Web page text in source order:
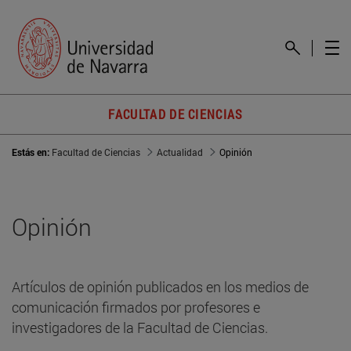
FACULTAD DE CIENCIAS
Estás en: Facultad de Ciencias Actualidad Opinión
Opinión
Artículos de opinión publicados en los medios de
comunicación firmados por profesores e
investigadores de la Facultad de Ciencias.